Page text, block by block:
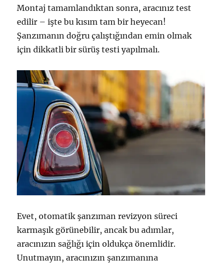
Montaj tamamlandıktan sonra, aracınız test
edilir – işte bu kısım tam bir heyecan!
Şanzımanın doğru çalıştığından emin olmak
için dikkatli bir sürüş testi yapılmalı.
Evet, otomatik şanzıman revizyon süreci
karmaşık görünebilir, ancak bu adımlar,
aracınızın sağlığı için oldukça önemlidir.
Unutmayın, aracınızın şanzımanına